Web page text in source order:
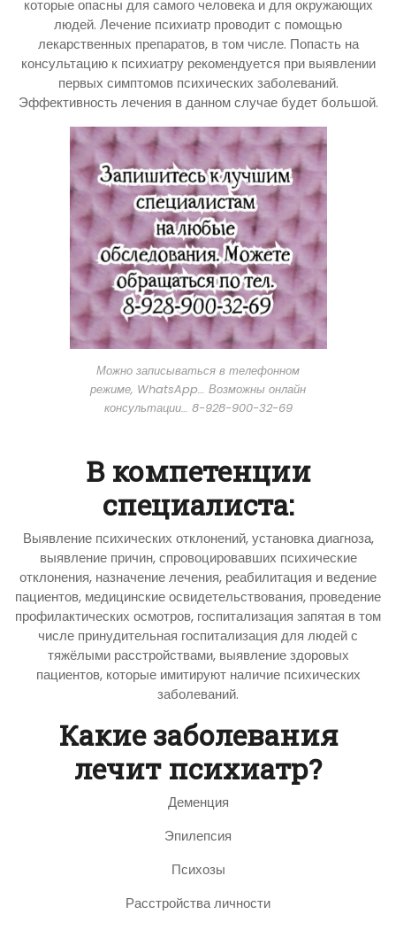
которые опасны для самого человека и для окружающих
людей. Лечение психиатр проводит с помощью
лекарственных препаратов, в том числе. Попасть на
консультацию к психиатру рекомендуется при выявлении
первых симптомов психических заболеваний.
Эффективность лечения в данном случае будет большой.
Можно записываться в телефонном
режиме, WhatsApp… Возможны онлайн
консультации… 8-928-900-32-69
В компетенции
специалиста:
Выявление психических отклонений, установка диагноза,
выявление причин, спровоцировавших психические
отклонения, назначение лечения, реабилитация и ведение
пациентов, медицинские освидетельствования, проведение
профилактических осмотров, госпитализация запятая в том
числе принудительная госпитализация для людей с
тяжёлыми расстройствами, выявление здоровых
пациентов, которые имитируют наличие психических
заболеваний.
Какие заболевания
лечит психиатр?
Деменция
Эпилепсия
Психозы
Расстройства личности